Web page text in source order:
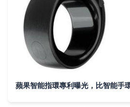
蘋果智能指環專利曝光，比智能手